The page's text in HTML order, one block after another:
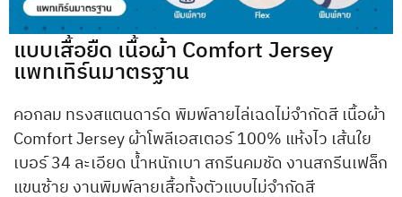
แบบเสื้อยืด เนื้อผ้า Comfort Jersey
แพทเทิร์นมาตรฐาน
คอกลม ทรงสแตนดาร์ด พิมพ์ลายไล่เฉดไม่จำกัดสี เนื้อผ้า
Comfort Jersey ผ้าโพลีเอสเตอร์ 100% แห้งไว เส้นใย
เบอร์ 34 ละเอียด น้ำหนักเบา สกรีนคมชัด งานสกรีนเฟล็ก
แขนซ้าย งานพิมพ์ลายเสื้อทั้งตัวแบบไม่จำกัดสี